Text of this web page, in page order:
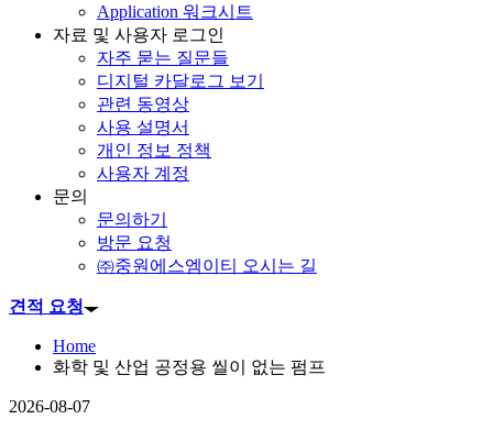
Application 워크시트
자료 및 사용자 로그인
자주 묻는 질문들
디지털 카달로그 보기
관련 동영상
사용 설명서
개인 정보 정책
사용자 계정
문의
문의하기
방문 요청
㈜중원에스엠이티 오시는 길
견적 요청
Home
화학 및 산업 공정용 씰이 없는 펌프
2026-08-07